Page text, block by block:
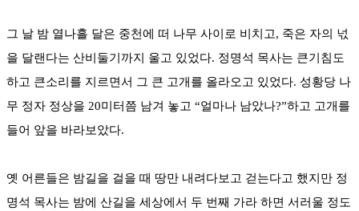
그 날 밤 열나흘 달은 중천에 떠 나무 사이로 비치고, 죽은 자의 넋
을 달랜다는 산비둘기까지 울고 있었다. 정명석 목사는 큰기침도
하고 큰소리를 지르면서 그 큰 고개를 올라오고 있었다. 성황당 나
무 정자 정상을 20미터쯤 남겨 놓고 “얼마나 남았나?”하고 고개를
들어 앞을 바라보았다.
옛 어른들은 밤길을 걸을 때 땅만 내려다보고 걷는다고 했지만 정
명석 목사는 밤에 산길을 세상에서 두 번째 가라 하면 서러울 정도